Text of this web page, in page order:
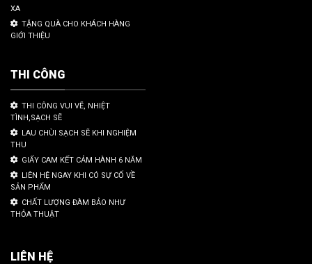
XA
TẶNG QUÀ CHO KHÁCH HÀNG
GIỚI THIỆU
THI CÔNG
THI CÔNG VUI VẼ, NHIỆT
TÌNH,SẠCH SẼ
LAU CHÙI SẠCH SẼ KHI NGHIỆM
THU
GIẤY CAM KẾT CẢM HÀNH 6 NĂM
LIÊN HỆ NGAY KHI CÓ SỰ CỐ VỀ
SẢN PHẨM
CHẤT LƯỢNG ĐÀM BẢO NHƯ
THỎA THUẬT
LIÊN HỆ